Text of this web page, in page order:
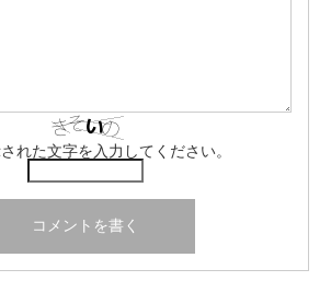
された文字を入力してください。